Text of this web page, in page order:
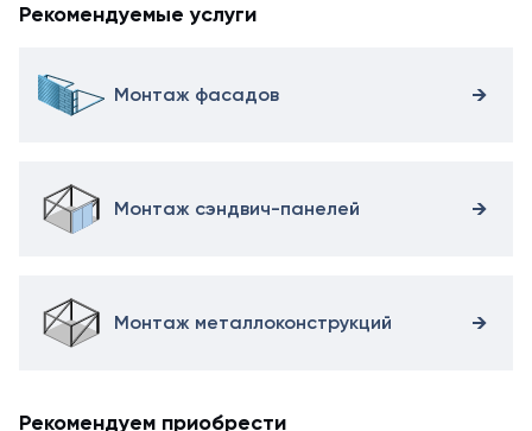
Рекомендуемые услуги
Монтаж фасадов
Монтаж сэндвич-панелей
Монтаж металлоконструкций
Рекомендуем приобрести